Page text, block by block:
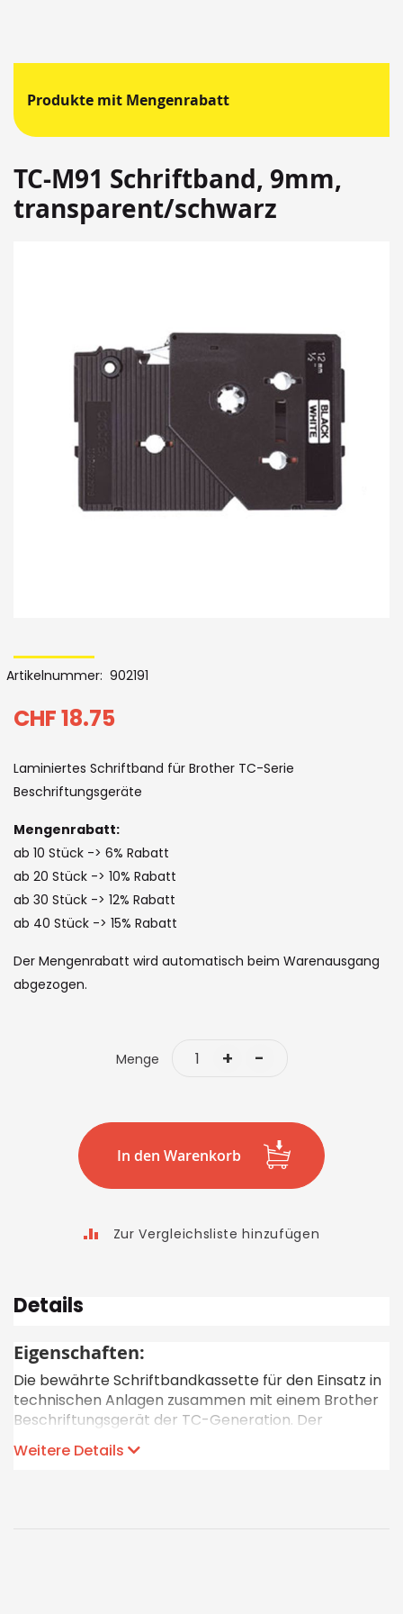
Produkte mit Mengenrabatt
TC-M91 Schriftband, 9mm,
transparent/schwarz
Ende
Bildergalerie
to
the
beginning
the
images
gallery
CHF 18.75
Artikelnummer 902191
Laminiertes Schriftband für Brother TC-Serie
Beschriftungsgeräte
Mengenrabatt:
ab 10 Stück -> 6% Rabatt
ab 20 Stück -> 10% Rabatt
ab 30 Stück -> 12% Rabatt
ab 40 Stück -> 15% Rabatt
Der Mengenrabatt wird automatisch beim Warenausgang
abgezogen.
Menge -
+
In den Warenkorb
Zur Vergleichsliste hinzufügen
Details
Eigenschaften:
Die bewährte Schriftbandkassette für den Einsatz in
technischen Anlagen zusammen mit einem Brother
Beschriftungsgerät der TC-Generation. Der
einzigartige Hinterbanddruck schützt die
Beschriftung vor chemischen, mechanischen und
Weitere Details